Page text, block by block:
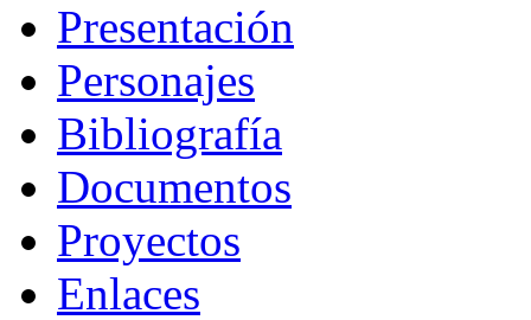
Presentación
Personajes
Bibliografía
Documentos
Proyectos
Enlaces